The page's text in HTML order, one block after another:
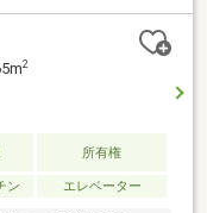
ペック～◆2019年築
地市場」駅 徒歩4分
駅 徒歩7分◆JR山手
面積33.65㎡◆6階部
工事実施済◆2026年6
徒歩8分◆肉のハ
～当社の強み～◆頭
ローン◆提携銀行多
2
所有権
ン エレベーター